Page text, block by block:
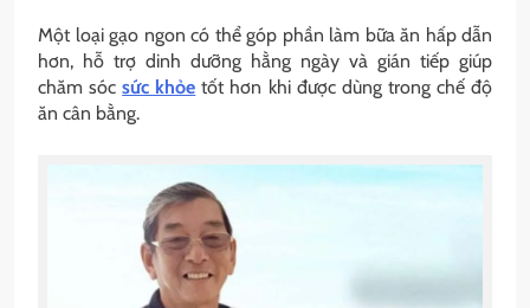
Một loại gạo ngon có thể góp phần làm bữa ăn hấp dẫn
hơn, hỗ trợ dinh dưỡng hằng ngày và gián tiếp giúp
chăm sócsức khỏe tốt hơn khi được dùng trong chế độ
ăn cân bằng.